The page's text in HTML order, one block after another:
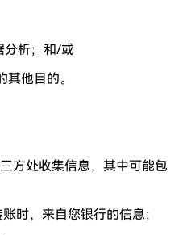
分析；和/或
他目的。
方处收集信息，其中可能包
时，来自您银行的信息；